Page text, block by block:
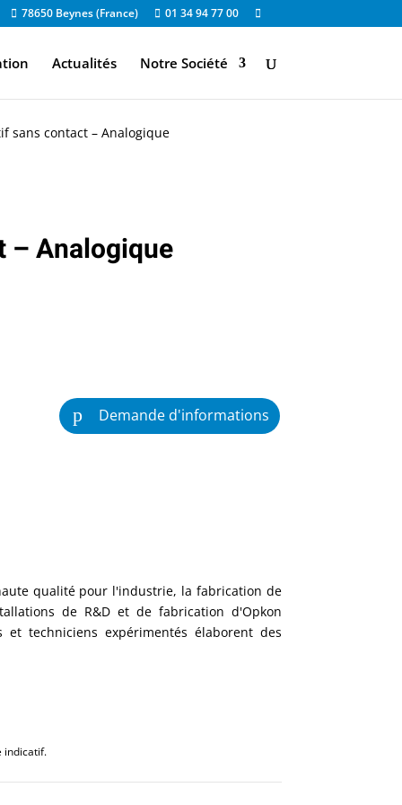
78650 Beynes (France) 01 34 94 77 00
Actualités Notre Société
sans contact – Analogique
– Analogique
Demande d'informations
qualité pour l'industrie, la fabrication de
de R&D et de fabrication d'Opkon
techniciens expérimentés élaborent des
indicatif.